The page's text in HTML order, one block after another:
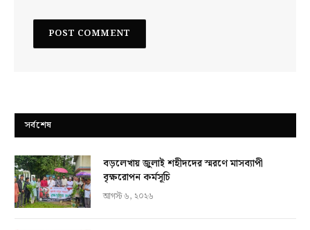
সর্বশেষ
বড়লেখায় জুলাই শহীদদের স্মরণে মাসব্যাপী
বৃক্ষরোপন কর্মসূচি
আগস্ট ৬, ২০২৬